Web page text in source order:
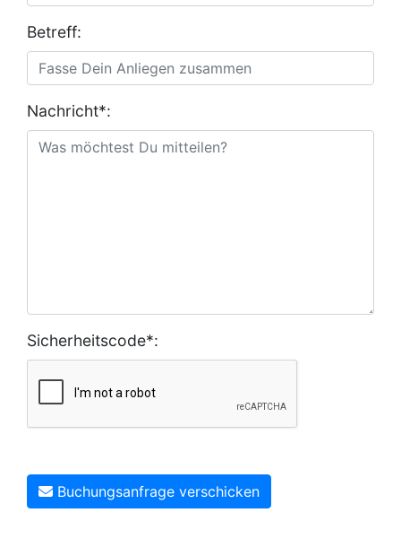
Betreff:
Nachricht*:
Sicherheitscode*:
Buchungsanfrage verschicken